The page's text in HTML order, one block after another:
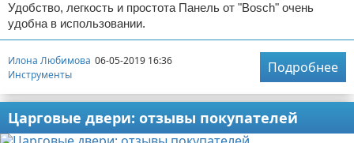
Удобство, легкость и простота Панель от "Bosch" очень
удобна в использовании.
Илона Любимова 06-05-2019 16:36
Инструменты
Подробнее
Царговые двери: отзывы покупателей